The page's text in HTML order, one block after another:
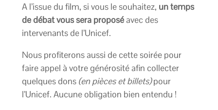
A l’issue du film, si vous le souhaitez, un temps
de débat vous sera proposéavec des
intervenants de l’Unicef.
Nous profiterons aussi de cette soirée pour
faire appel à votre générosité afin collecter
quelques dons (en pièces et billets)pour
l’Unicef. Aucune obligation bien entendu !